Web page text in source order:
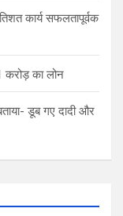
कार्य सफलतापूर्वक
करोड़ का लोन
डूब गए दादी और